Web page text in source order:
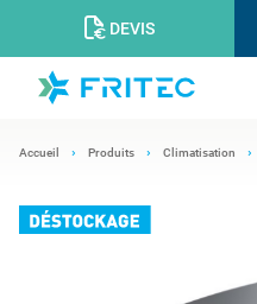
DEVIS
Accueil Produits Climatisation